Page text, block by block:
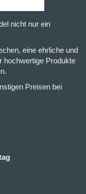
nicht nur ein
eine ehrliche und
hochwertige Produkte
Preisen bei